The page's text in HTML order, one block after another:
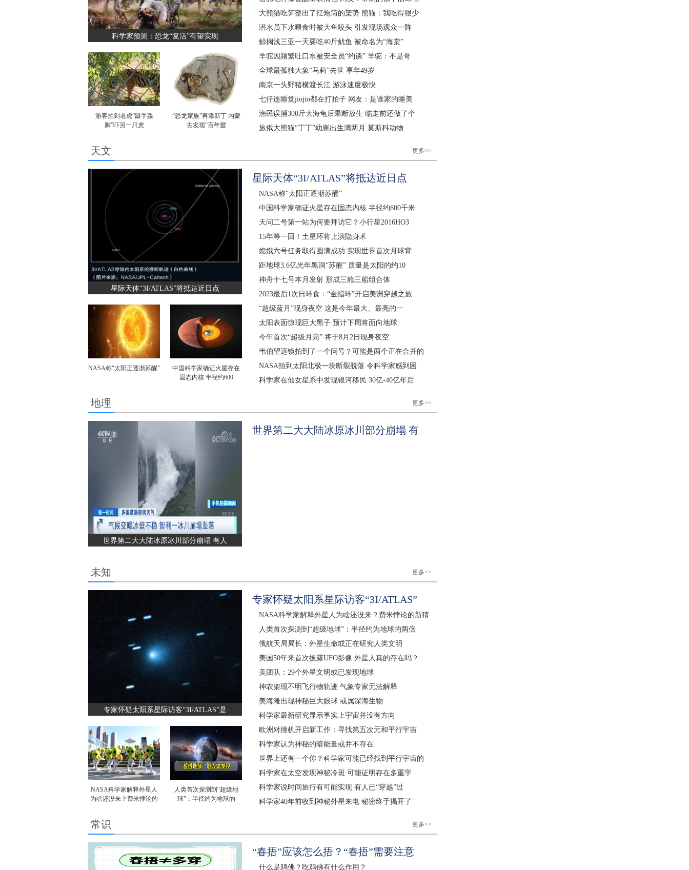
科学家预测：恐龙“复活”有望实现
游客拍到老虎“蹑手蹑
脚”吓另一只虎
“恐龙家族”再添新丁 内蒙
古发现“百年鸳
大熊猫吃笋整出了扛炮筒的架势 熊猫：我吃得很少
潜水员下水喂食时被大鱼咬头 引发现场观众一阵
鲸搁浅三亚一天要吃40斤鱿鱼 被命名为“海棠”
羊驼因频繁吐口水被安全员“约谈” 羊驼：不是哥
全球最孤独大象“马莉”去世 享年49岁
南京一头野猪横渡长江 游泳速度极快
七仔连睡觉jiojio都在打拍子 网友：是谁家的睡美
渔民误捕300斤大海龟后果断放生 临走前还做了个
旅俄大熊猫“丁丁”幼崽出生满两月 莫斯科动物
天文 更多>>
星际天体“3I/ATLAS”将抵达近日点
NASA称“太阳正逐渐苏醒”
中国科学家确证火星存在
固态内核 半径约600
星际天体“3I/ATLAS”将抵达近日点
NASA称“太阳正逐渐苏醒”
中国科学家确证火星存在固态内核 半径约600千米
天问二号第一站为何要拜访它？小行星2016HO3
15年等一回！土星环将上演隐身术
嫦娥六号任务取得圆满成功 实现世界首次月球背
距地球3.6亿光年黑洞“苏醒” 质量是太阳的约10
神舟十七号本月发射 形成三舱三船组合体
2023最后1次日环食：“金指环”开启美洲穿越之旅
“超级蓝月”现身夜空 这是今年最大、最亮的一
太阳表面惊现巨大黑子 预计下周将面向地球
今年首次“超级月亮” 将于8月2日现身夜空
韦伯望远镜拍到了一个问号？可能是两个正在合并的
NASA拍到太阳北极一块断裂脱落 令科学家感到困
科学家在仙女星系中发现银河移民 30亿-40亿年后
地理 更多>>
世界第二大大陆冰原冰川部分崩塌 有人
世界第二大大陆冰原冰川部分崩塌 有
未知 更多>>
专家怀疑太阳系星际访客“3I/ATLAS”是
NASA科学家解释外星人
为啥还没来？费米悖论的
人类首次探测到“超级地
球”：半径约为地球的
专家怀疑太阳系星际访客“3I/ATLAS”
NASA科学家解释外星人为啥还没来？费米悖论的新猜
人类首次探测到“超级地球”：半径约为地球的两倍
俄航天局局长：外星生命或正在研究人类文明
美国50年来首次披露UFO影像 外星人真的存在吗？
美团队：29个外星文明或已发现地球
神农架现不明飞行物轨迹 气象专家无法解释
美海滩出现神秘巨大眼球 或属深海生物
科学家最新研究显示事实上宇宙并没有方向
欧洲对撞机开启新工作：寻找第五次元和平行宇宙
科学家认为神秘的暗能量或并不存在
世界上还有一个你？科学家可能已经找到平行宇宙的
科学家在太空发现神秘冷斑 可能证明存在多重宇
科学家说时间旅行有可能实现 有人已“穿越”过
科学家40年前收到神秘外星来电 秘密终于揭开了
常识 更多>>
“春捂”应该怎么捂？“春捂”需要注意
什么是鸡佛？吃鸡佛有什么作用？